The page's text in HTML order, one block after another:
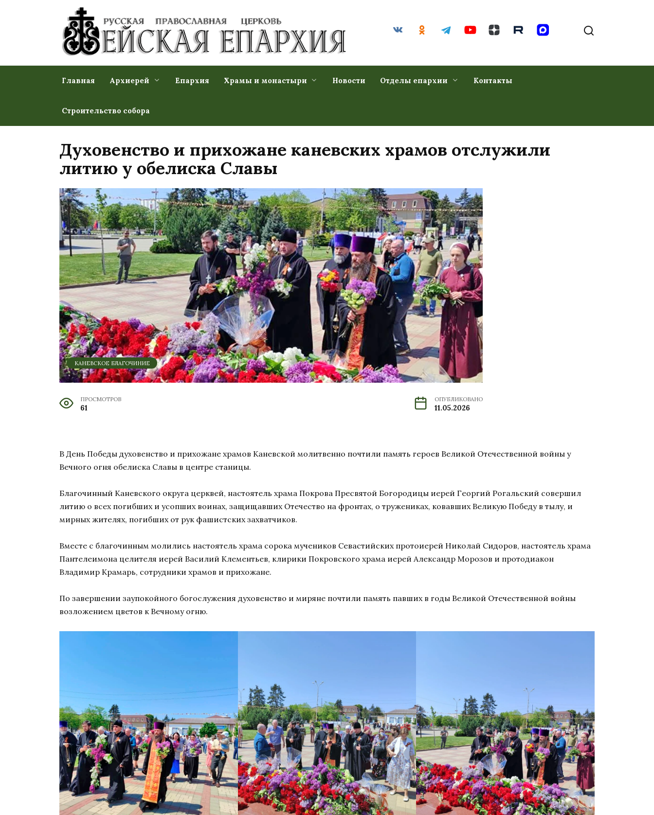
Главная Архиерей Епархия Храмы и монастыри Новости Отделы епархии Контакты
Строительство собора
Духовенство и прихожане каневских храмов отслужили
литию у обелиска Славы
КАНЕВСКОЕ БЛАГОЧИНИЕ
ПРОСМОТРОВ
61
ОПУБЛИКОВАНО
11.05.2026
В День Победы духовенство и прихожане храмов Каневской молитвенно почтили память героев Великой Отечественной войны у
Вечного огня обелиска Славы в центре станицы.
Благочинный Каневского округа церквей, настоятель храма Покрова Пресвятой Богородицы иерей Георгий Рогальский совершил
литию о всех погибших и усопших воинах, защищавших Отечество на фронтах, о тружениках, ковавших Великую Победу в тылу, и
мирных жителях, погибших от рук фашистских захватчиков.
Вместе с благочинным молились настоятель храма сорока мучеников Севастийских протоиерей Николай Сидоров, настоятель храма
Пантелеимона целителя иерей Василий Клементьев, клирики Покровского храма иерей Александр Морозов и протодиакон
Владимир Крамарь, сотрудники храмов и прихожане.
По завершении заупокойного богослужения духовенство и миряне почтили память павших в годы Великой Отечественной войны
возложением цветов к Вечному огню.